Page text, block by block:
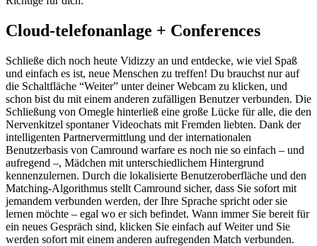
Cloud-telefonanlage + Conferences
Schließe dich noch heute Vidizzy an und entdecke, wie viel Spaß
und einfach es ist, neue Menschen zu treffen! Du brauchst nur auf
die Schaltfläche “Weiter” unter deiner Webcam zu klicken, und
schon bist du mit einem anderen zufälligen Benutzer verbunden. Die
Schließung von Omegle hinterließ eine große Lücke für alle, die den
Nervenkitzel spontaner Videochats mit Fremden liebten. Dank der
intelligenten Partnervermittlung und der internationalen
Benutzerbasis von Camround warfare es noch nie so einfach – und
aufregend –, Mädchen mit unterschiedlichem Hintergrund
kennenzulernen. Durch die lokalisierte Benutzeroberfläche und den
Matching-Algorithmus stellt Camround sicher, dass Sie sofort mit
jemandem verbunden werden, der Ihre Sprache spricht oder sie
lernen möchte – egal wo er sich befindet. Wann immer Sie bereit für
ein neues Gespräch sind, klicken Sie einfach auf Weiter und Sie
werden sofort mit einem anderen aufregenden Match verbunden.